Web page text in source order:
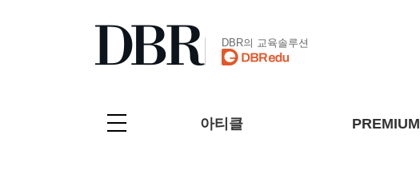
DBR의 교육솔루션
아티클 PREMIUM